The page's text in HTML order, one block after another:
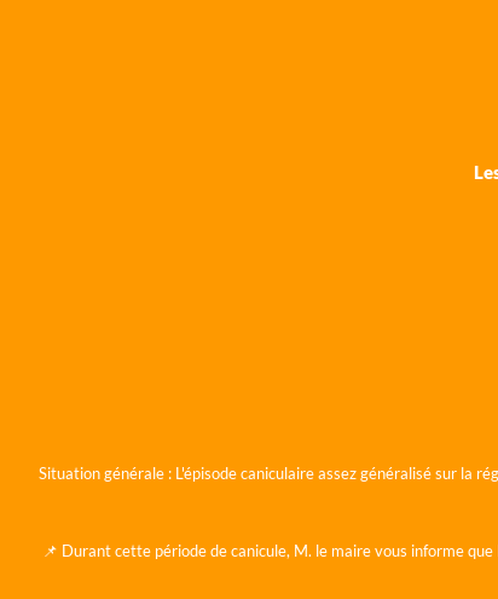
Situation générale : L'épisode caniculaire assez généralisé sur la
📌 Durant cette période de canicule, M. le maire vous informe